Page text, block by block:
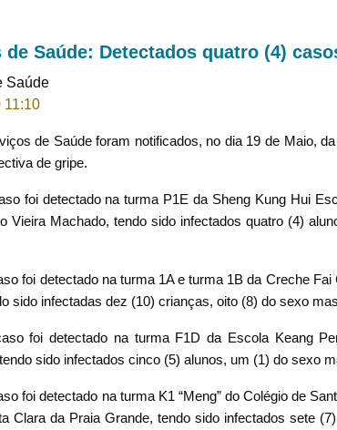
de Saúde: Detectados quatro (4)
Saúde
11:10
de Saúde foram notificados, no dia 19 de Maio,
de gripe.
foi detectado na turma P1E da Sheng Kung Hui
Vieira Machado, tendo sido infectados quatro (4)
foi detectado na turma 1A e turma 1B da Creche
sido infectadas dez (10) crianças, oito (8) do sexo
foi detectado na turma F1D da Escola Keang
sido infectados cinco (5) alunos, um (1) do sexo
foi detectado na turma K1 “Meng” do Colégio de
Clara da Praia Grande, tendo sido infectados sete